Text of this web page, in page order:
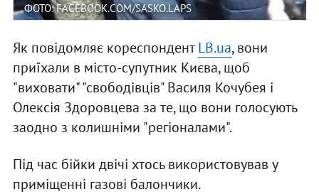
ФОТО: FACEBOOK.COM/SASKO.LAPS
Як повідомляє кореспондентLB.ua, вони
приїхали в місто-супутник Києва, щоб
"виховати" "свободівців" Василя Кочубея і
Олексія Здоровцева за те, що вони голосують
заодно з колишніми "регіоналами".
Під час бійки двічі хтось використовував у
приміщенні газові балончики.